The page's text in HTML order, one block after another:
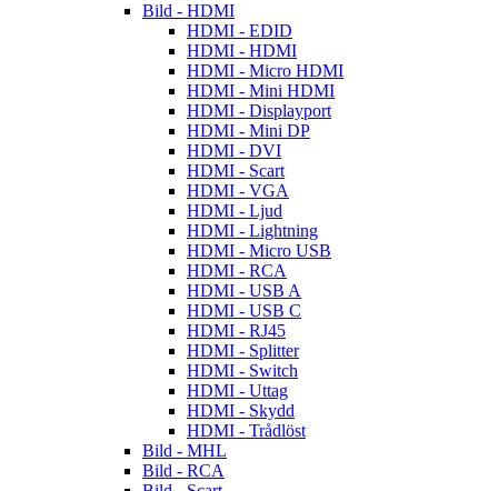
Bild - HDMI
HDMI - EDID
HDMI - HDMI
HDMI - Micro HDMI
HDMI - Mini HDMI
HDMI - Displayport
HDMI - Mini DP
HDMI - DVI
HDMI - Scart
HDMI - VGA
HDMI - Ljud
HDMI - Lightning
HDMI - Micro USB
HDMI - RCA
HDMI - USB A
HDMI - USB C
HDMI - RJ45
HDMI - Splitter
HDMI - Switch
HDMI - Uttag
HDMI - Skydd
HDMI - Trådlöst
Bild - MHL
Bild - RCA